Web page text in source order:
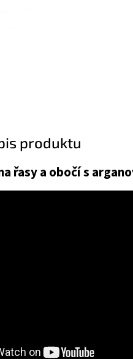
produktu
řasy a obočí s